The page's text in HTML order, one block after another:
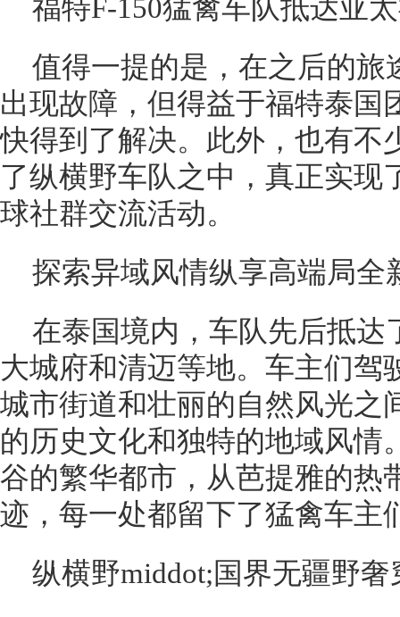
福特F-150猛禽车队抵达亚
值得一提的是，在之后的旅
出现故障，但得益于福特泰国
快得到了解决。此外，也有不
了纵横野车队之中，真正实现
球社群交流活动。
探索异域风情纵享高端局全
在泰国境内，车队先后抵达
大城府和清迈等地。车主们驾
城市街道和壮丽的自然风光之
的历史文化和独特的地域风情
谷的繁华都市，从芭提雅的热
迹，每一处都留下了猛禽车主
纵横野middot;国界无疆野奢